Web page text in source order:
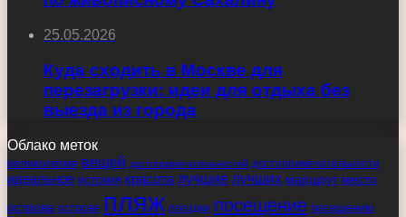
25.05.2026
Куда сходить в Москве для
перезагрузки: идеи для отдыха без
выезда из города
Облако меток
великолепие вещей достопримечательностей достопримечательности
идеальное история красота лучшие лучших маршрут место
острова острове пляж поездки посещение посещению